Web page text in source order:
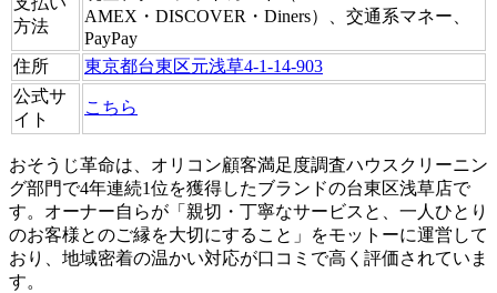
方法
AMEX・DISCOVER・Diners）、交通系マネー、
PayPay
住所
東京都台東区元浅草4-1-14-903
公式サ
イト
こちら
おそうじ革命は、オリコン顧客満足度調査ハウスクリーニン
グ部門で4年連続1位を獲得したブランドの台東区浅草店で
す。オーナー自らが「親切・丁寧なサービスと、一人ひとり
のお客様とのご縁を大切にすること」をモットーに運営して
おり、地域密着の温かい対応が口コミで高く評価されていま
す。